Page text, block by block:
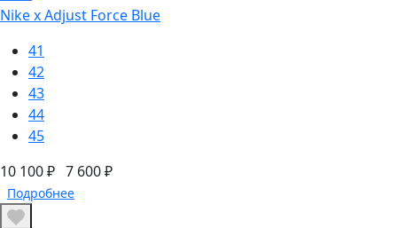
Nike x Adjust Force Blue
41
42
43
44
45
10 100 ₽ 7 600 ₽
Подробнее